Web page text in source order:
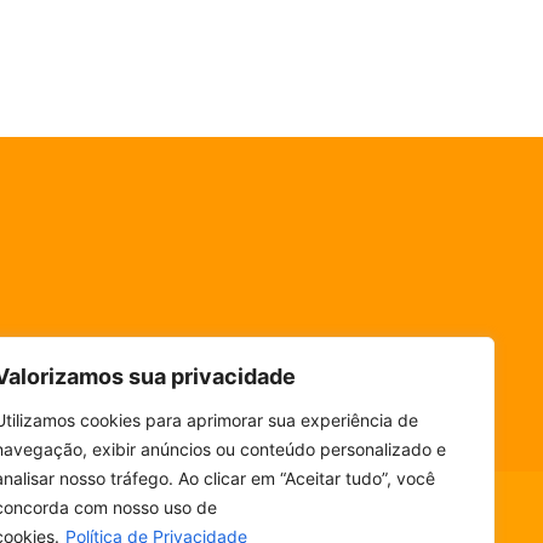
sua privacidade
cookies para aprimorar sua experiência de
exibir anúncios ou conteúdo personalizado e
nosso tráfego. Ao clicar em “Aceitar tudo”, você
com nosso uso de
Política de Privacidade